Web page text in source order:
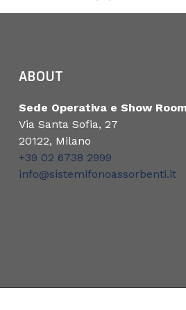
ABOUT
Sede Operativa e Show Room
Via Santa Sofia, 27
20122, Milano
+39 02 6738 2999
info@sistemifonoassorbenti.it